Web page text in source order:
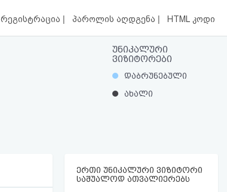
რეგისტრაცია | პაროლის აღდგენა | HTML კოდი
უნიკალური
ვიზიტორები
დაბრუნებული
ახალი
ერთი უნიკალური ვიზიტორი
საშუალოდ ათვალიერებს